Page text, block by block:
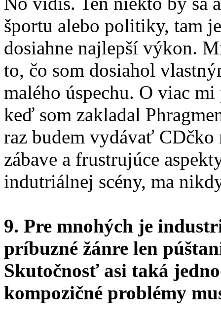
športu alebo politiky, tam
dosiahne najlepší výkon.
to, čo som dosiahol
malého úspechu. O viac
keď som zakladal
raz budem vydávať CDčko
zábave a frustrujúce
indutriálnej scény, ma
9. Pre mnohých je
príbuzné žánre len
Skutočnosť asi taká
kompozičné problémy